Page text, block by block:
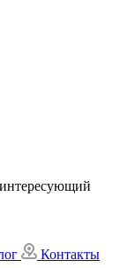
интересующий
Контакты